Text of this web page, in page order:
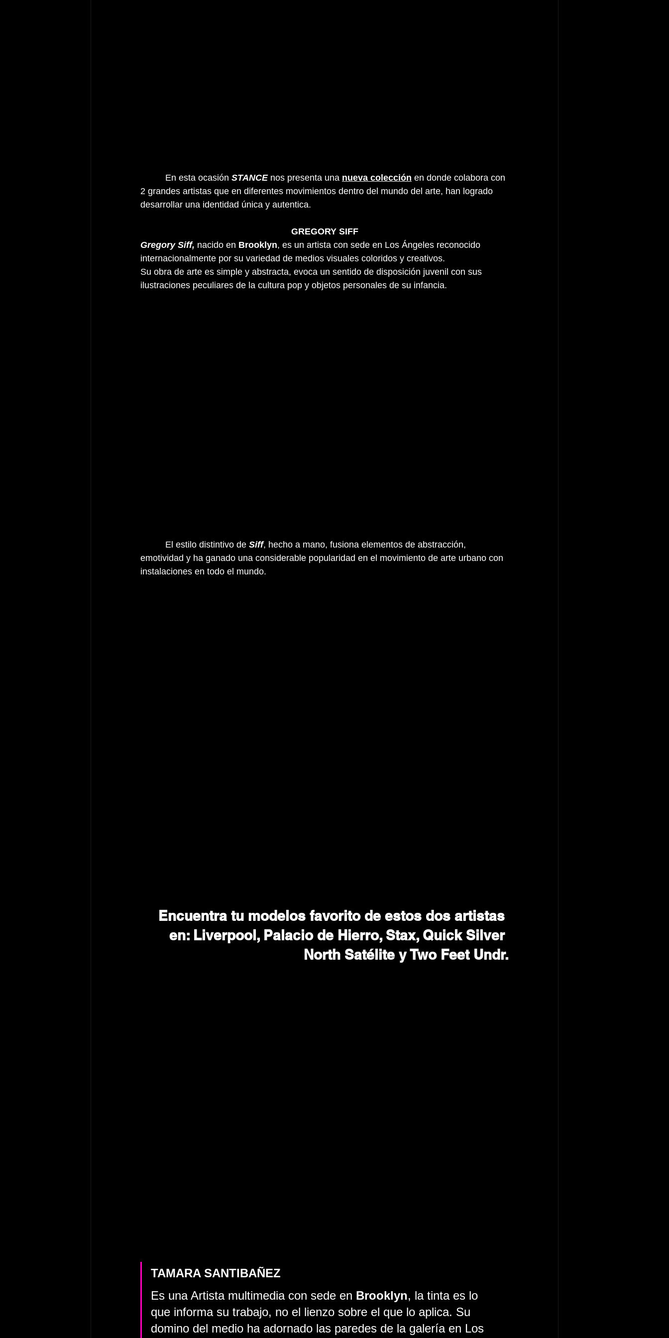
          En esta ocasión
STANCE nos presenta una nueva colección en donde colabora con
2 grandes artistas que en diferentes movimientos dentro del mundo del arte, han logrado
desarrollar una identidad única y autentica.
GREGORY SIFF
Gregory Siff, nacido en Brooklyn, es un artista con sede en Los Ángeles reconocido
internacionalmente por su variedad de medios visuales coloridos y creativos.
Su obra de arte es simple y abstracta, evoca un sentido de disposición juvenil con sus
ilustraciones peculiares de la cultura pop y objetos personales de su infancia.
          El estilo distintivo de
Siff, hecho a mano, fusiona elementos de abstracción,
emotividad y ha ganado una considerable popularidad en el movimiento de arte urbano con
instalaciones en todo el mundo.
Encuentra tu modelos favorito de estos dos artistas
en: Liverpool, Palacio de Hierro, Stax, Quick Silver
North Satélite y Two Feet Undr.
TAMARA SANTIBAÑEZ
Es una Artista multimedia con sede en Brooklyn, la tinta es lo
que informa su trabajo, no el lienzo sobre el que lo aplica. Su
domino del medio ha adornado las paredes de la galería en Los